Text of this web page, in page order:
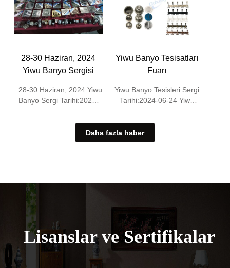
Guangdong Eyaleti.
Fabrika, dünyanın dört bir
yanından gelen
memnuniyetle karşılıyor.
Yabancı müşteriler ayrıca
fabrikamızı ziyaret
etmelerini ve ürün
süredir faaliyette olan
satışları, aracı
işaretlemesini ortadan
kaldırmak, müşterilerin
ölçekli üretim, ürün
kalitesini ve istikrarını
daha güvenilir ürünler
sunmak. Fabrika, farklı
ve paslanmaz çelik yer
28-30 Haziran, 2024
Yiwu Banyo Sergisi
28-30 Haziran, 2024 Yiwu
Banyo Sergi Tarihi:2024-
28-30 Haziran tarihleri ​​
arasında Yiwu Mutfak ve
Banyo Tesisleri Sergisine
görebilirsiniz.
Gdxunjia fabrikası çeşitli
tipte paslanmaz çelik
zemin drenajları hazırladı,
Normal stil dahil, uzun stil,
özel stil, Gizli Stil, vesaire.,
Müşterilerin ziyaret etmesi
Yiwu Banyo Tesisatları
Fuarı
Yiwu Banyo Tesisleri Sergi
Tarihi:2024-06-24 Yiwu
Fuarı için geri sayım
başladı 4 günler! Etkinlik
tarihi: 2024年6月28-30日
际博览中心 (Yiwu
Uluslararası Fuar Merkezi)
GDXUNJIA, 28 Haziran'da
bu sergiye gönüllü olarak
katılacak. O zaman,
Daha fazla haber
Lisanslar ve Sertifikalar